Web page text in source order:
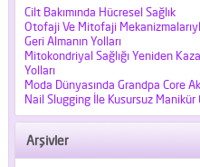
Cilt Bakımında Hücresel Sağlık
Otofaji Ve Mitofaji
Geri Almanın Yolları
Mitokondriyal Sağlığı Yeniden
Yolları
Moda Dünyasında Grandpa Core
Nail Slugging İle Kusursuz Manikür
Arşivler